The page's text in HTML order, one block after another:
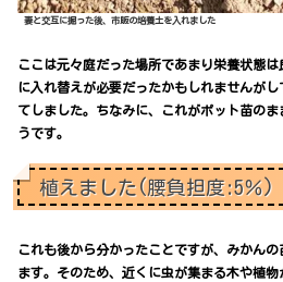
妻と交互に掘った後、市販の培養土を入れました
ここは元々庭だった場所であまり栄養状態
に入れ替えが必要だったかもしれませんが
てしました。ちなみに、これがポット苗の
うです。
植えました(腰負担度:5％)
これも後から分かったことですが、みかん
ます。そのため、近くに虫が集まる木や植